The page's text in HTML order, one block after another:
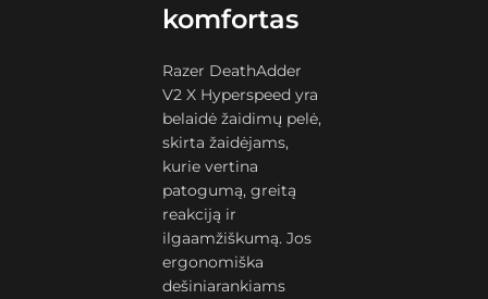
komfortas
Razer DeathAdder
V2 X Hyperspeed yra
belaidė žaidimų pelė,
skirta žaidėjams,
kurie vertina
patogumą, greitą
reakciją ir
ilgaamžiškumą. Jos
ergonomiška
dešiniarankiams